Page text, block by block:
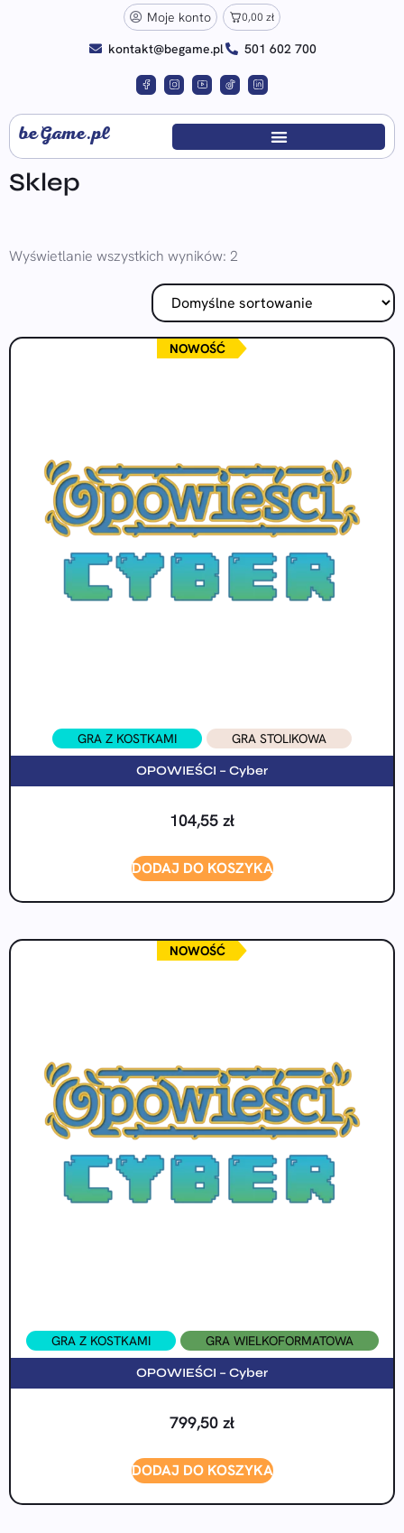
Moje konto 0,00 zł
kontakt@begame.pl 501 602 700
beGame.pl
Sklep
Wyświetlanie wszystkich wyników: 2
NOWOŚĆ
GRA Z KOSTKAMI GRA STOLIKOWA
OPOWIEŚCI – Cyber
104,55 zł
DODAJ DO KOSZYKA
NOWOŚĆ
GRA Z KOSTKAMI GRA WIELKOFORMATOWA
OPOWIEŚCI – Cyber
799,50 zł
DODAJ DO KOSZYKA